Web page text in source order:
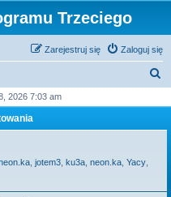
Trzeciego
Zaloguj się
Zarejestruj się
k
2026 7:03 am
jotem3 ku3a neon.ka Yacy